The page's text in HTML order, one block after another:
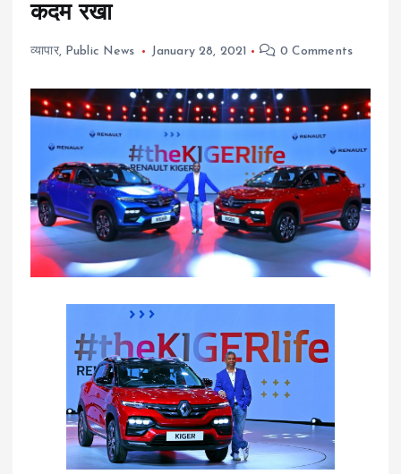
कदम रखा
व्यापार, Public News January 28, 2021 0 Comments